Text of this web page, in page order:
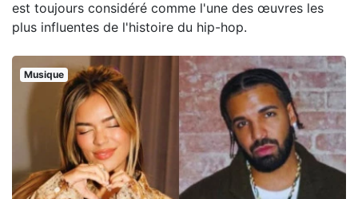
est toujours considéré comme l'une des œuvres les
plus influentes de l'histoire du hip-hop.
Musique